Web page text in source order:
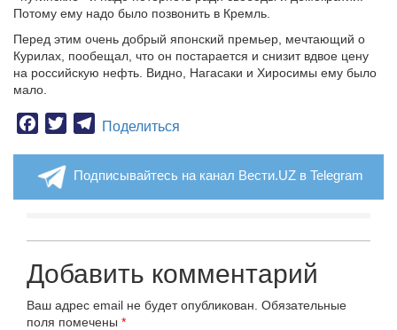
Потому ему надо было позвонить в Кремль.
Перед этим очень добрый японский премьер, мечтающий о
Курилах, пообещал, что он постарается и снизит вдвое цену
на российскую нефть. Видно, Нагасаки и Хиросимы ему было
мало.
Facebook
TwitterTelegram
Поделиться
Подписывайтесь на канал Вести.UZ в Telegram
Добавить комментарий
Ваш адрес email не будет опубликован. Обязательные
поля помечены *